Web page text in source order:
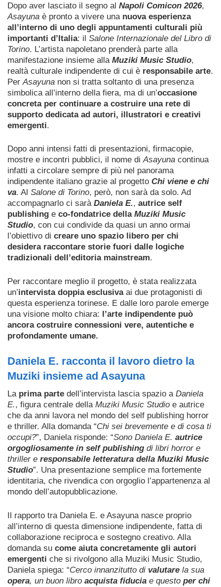
Dopo aver lasciato il segno al Napoli Comicon 2026,
Asayuna è pronto a vivere una nuova esperienza
all’interno di uno degli appuntamenti culturali più
importanti d’Italia: il Salone Internazionale del Libro di
Torino. L’artista napoletano prenderà parte alla
manifestazione insieme alla Muziki Music Studio,
realtà culturale indipendente di cui è responsabile arte.
PerAsayuna non si tratta soltanto di una presenza
simbolica all’interno della fiera, ma di un’occasione
concreta per continuare a costruire una rete di
supporto dedicata ad autori, illustratori e creativi
emergenti.
Dopo anni intensi fatti di presentazioni, firmacopie,
mostre e incontri pubblici, il nome diAsayuna continua
infatti a circolare sempre di più nel panorama
indipendente italiano grazie al progetto Chi viene e chi
va. Al Salone di Torino, però, non sarà da solo. Ad
accompagnarlo ci sarà Daniela E., autrice self
publishing e co-fondatrice della Muziki Music
Studio, con cui condivide da quasi un anno ormai
l’obiettivo di creare uno spazio libero per chi
desidera raccontare storie fuori dalle logiche
tradizionali dell’editoria mainstream.
Per raccontare meglio il progetto, è stata realizzata
un’intervista doppia esclusivaai due protagonisti di
questa esperienza torinese. E dalle loro parole emerge
una visione molto chiara: l’arte indipendente può
ancora costruire connessioni vere, autentiche e
profondamente umane.
Daniela E. racconta il lavoro dietro la
Muziki insieme ad Asayuna
La prima parte dell’intervista lascia spazio a Daniela
E., figura centrale della Muziki Music Studio e autrice
che da anni lavora nel mondo del self publishing horror
e thriller. Alla domanda “Chi sei brevemente e di cosa ti
occupi?”, Daniela risponde: “Sono Daniela E. autrice
orgogliosamente in self publishing di libri horror e
thriller e responsabile letteratura della Muziki Music
Studio”. Una presentazione semplice ma fortemente
identitaria, che rivendica con orgoglio l’appartenenza al
mondo dell’autopubblicazione.
Il rapporto tra Daniela E. e Asayuna nasce proprio
all’interno di questa dimensione indipendente, fatta di
collaborazione reciproca e sostegno creativo. Alla
domanda su come aiuta concretamente gli autori
emergenti che si rivolgono alla Muziki Music Studio,
Daniela spiega: “Cerco innanzitutto di valutare la sua
opera, un buon libro acquista fiducia e questo per chi